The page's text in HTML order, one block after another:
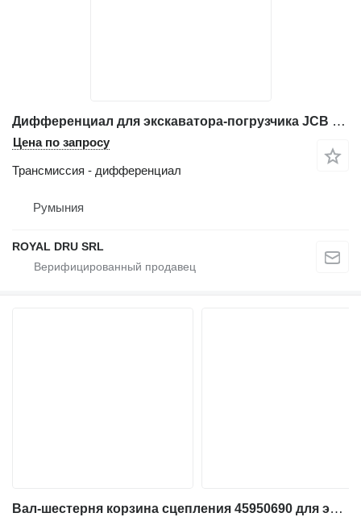
Дифференциал для экскаватора-погрузчика JCB 3CX
Цена по запросу
Трансмиссия - дифференциал
Румыния
ROYAL DRU SRL
Вал-шестерня корзина сцепления 45950690 для экскаватора-погрузчика JCB 3CX